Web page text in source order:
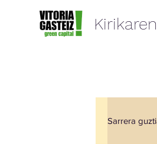
Sarrera